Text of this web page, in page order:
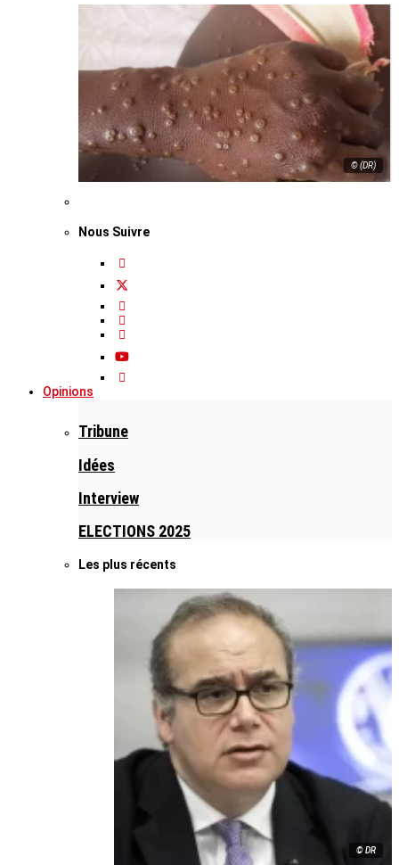
© (DR)
Nous Suivre
Opinions
Tribune
Idées
Interview
ELECTIONS 2025
Les plus récents
© DR